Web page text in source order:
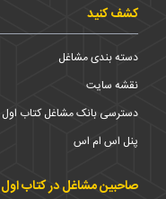
کشف کنید
دسته بندی مشاغل
نقشه سایت
دسترسی بانک مشاغل کتاب اول
پنل اس ام اس
صاحبین مشاغل در کتاب اول